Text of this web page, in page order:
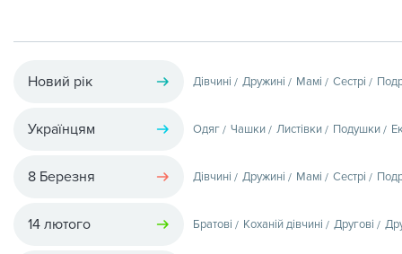
Новий рік Дівчині Дружині Мамі Сестрі
Українцям Одяг Чашки Листівки Подушки
8 Березня Дівчині Дружині Мамі Сестрі
14 лютого Братові Коханій дівчині Другові